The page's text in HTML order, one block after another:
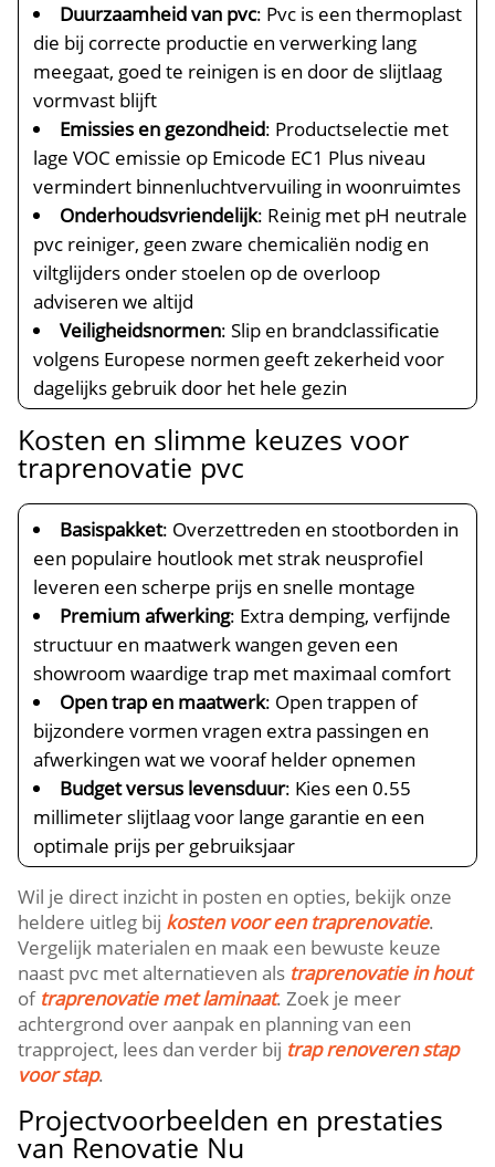
Duurzaamheid van pvc: Pvc is een thermoplast
die bij correcte productie en verwerking lang
meegaat, goed te reinigen is en door de slijtlaag
vormvast blijft
Emissies en gezondheid: Productselectie met
lage VOC emissie op Emicode EC1 Plus niveau
vermindert binnenluchtvervuiling in woonruimtes
Onderhoudsvriendelijk: Reinig met pH neutrale
pvc reiniger, geen zware chemicaliën nodig en
viltglijders onder stoelen op de overloop
adviseren we altijd
Veiligheidsnormen: Slip en brandclassificatie
volgens Europese normen geeft zekerheid voor
dagelijks gebruik door het hele gezin
Kosten en slimme keuzes voor
traprenovatie pvc
Basispakket: Overzettreden en stootborden in
een populaire houtlook met strak neusprofiel
leveren een scherpe prijs en snelle montage
Premium afwerking: Extra demping, verfijnde
structuur en maatwerk wangen geven een
showroom waardige trap met maximaal comfort
Open trap en maatwerk: Open trappen of
bijzondere vormen vragen extra passingen en
afwerkingen wat we vooraf helder opnemen
Budget versus levensduur: Kies een 0.​55
millimeter slijtlaag voor lange garantie en een
optimale prijs per gebruiksjaar
Wil je direct inzicht in posten en opties, bekijk onze
heldere uitleg bij kosten voor een traprenovatie.​
Vergelijk materialen en maak een bewuste keuze
naast pvc met alternatieven als traprenovatie in hout
of traprenovatie met laminaat.​ Zoek je meer
achtergrond over aanpak en planning van een
trapproject, lees dan verder bij trap renoveren stap
voor stap.​
Projectvoorbeelden en prestaties
van Renovatie Nu